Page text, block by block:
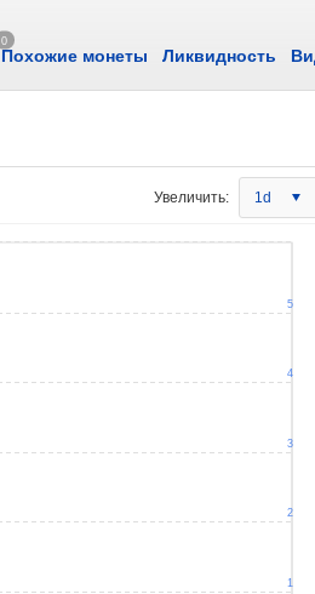
0
Похожие монеты Ликвидность
Увеличить: 1d
1
2
3
4
5